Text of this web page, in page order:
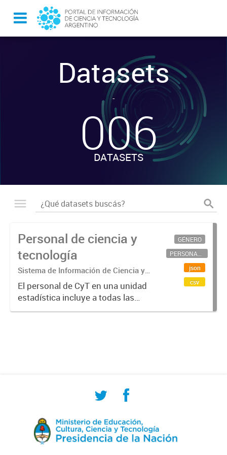
Datasets
-
006
DATASETS
Personal de ciencia y
tecnología
Sistema de Información de Ciencia y
Tecnología Argentino (SICYTAR)
El personal de CyT en una unidad
estadística incluye a todas las
personas involucradas
GÉNERO
PERSONAL CIENTÍFICO-TECNOLÓGICO
json
csv